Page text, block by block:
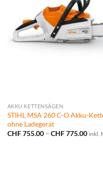
AKKU KETTENSÄGEN
STIHL MSA 260 C-O Akku-
ohne Ladegerät
CHF755.00 – CHF775.00 inkl.